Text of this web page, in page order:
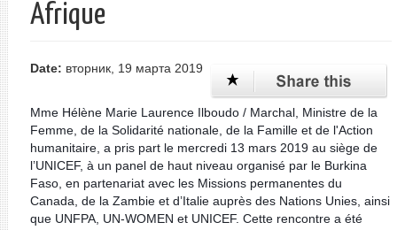
Afrique
Date: вторник, 19 марта 2019
Mme Hélène Marie Laurence Ilboudo / Marchal, Ministre de la
Femme, de la Solidarité nationale, de la Famille et de l'Action
humanitaire, a pris part le mercredi 13 mars 2019 au siège de
l’UNICEF, à un panel de haut niveau organisé par le Burkina
Faso, en partenariat avec les Missions permanentes du
Canada, de la Zambie et d’Italie auprès des Nations Unies, ainsi
que UNFPA, UN-WOMEN et UNICEF. Cette rencontre a été